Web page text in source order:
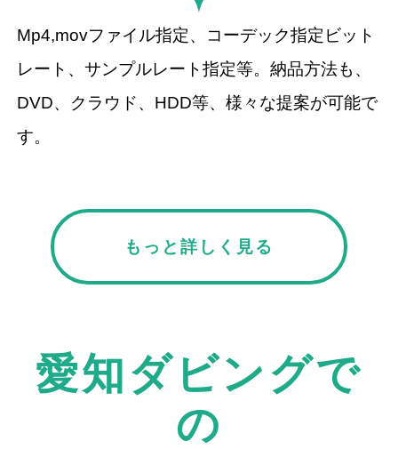
Mp4,movファイル指定、コーデック指定ビット
レート、サンプルレート指定等。納品方法も、
DVD、クラウド、HDD等、様々な提案が可能で
す。
もっと詳しく見る
愛知ダビングで
の